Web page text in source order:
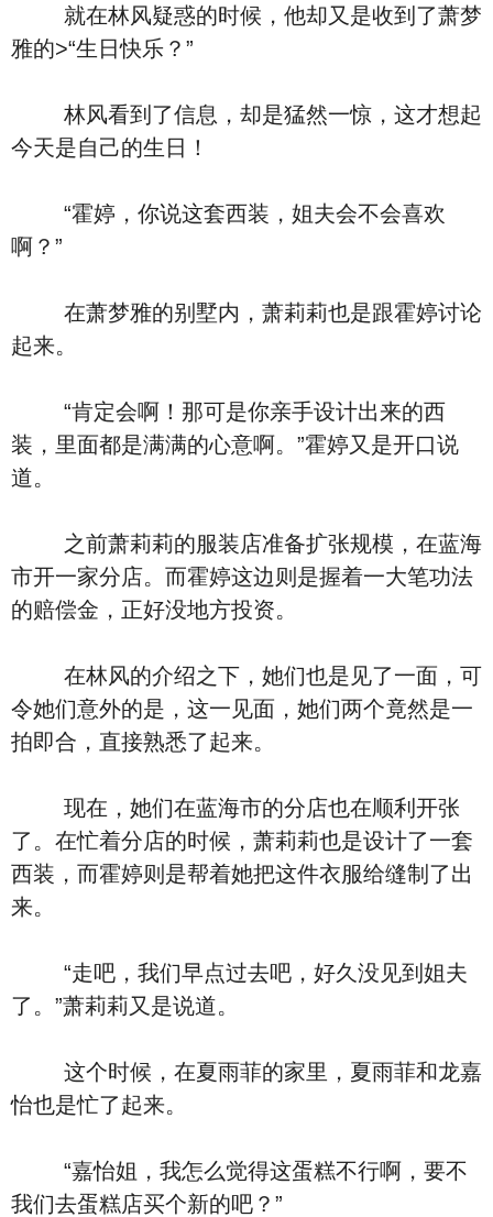
就在林风疑惑的时候，他却又是收到了萧梦
雅的>“生日快乐？”
林风看到了信息，却是猛然一惊，这才想起
今天是自己的生日！
“霍婷，你说这套西装，姐夫会不会喜欢
啊？”
在萧梦雅的别墅内，萧莉莉也是跟霍婷讨论
起来。
“肯定会啊！那可是你亲手设计出来的西
装，里面都是满满的心意啊。”霍婷又是开口说
道。
之前萧莉莉的服装店准备扩张规模，在蓝海
市开一家分店。而霍婷这边则是握着一大笔功法
的赔偿金，正好没地方投资。
在林风的介绍之下，她们也是见了一面，可
令她们意外的是，这一见面，她们两个竟然是一
拍即合，直接熟悉了起来。
现在，她们在蓝海市的分店也在顺利开张
了。在忙着分店的时候，萧莉莉也是设计了一套
西装，而霍婷则是帮着她把这件衣服给缝制了出
来。
“走吧，我们早点过去吧，好久没见到姐夫
了。”萧莉莉又是说道。
这个时候，在夏雨菲的家里，夏雨菲和龙嘉
怡也是忙了起来。
“嘉怡姐，我怎么觉得这蛋糕不行啊，要不
我们去蛋糕店买个新的吧？”